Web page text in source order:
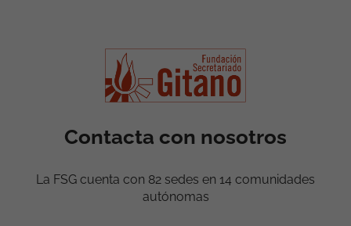
Contacta con nosotros
La FSG cuenta con 82 sedes en 14 comunidades
autónomas